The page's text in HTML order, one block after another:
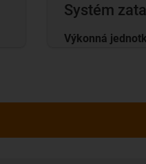
Systém
Výkonná